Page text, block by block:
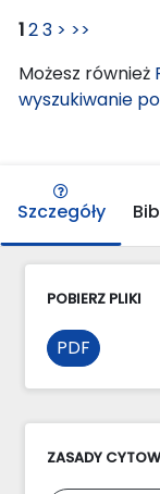
123 > >>
Możesz również
wyszukiwanie
Szczegóły
POBIERZ PLIKI
PDF
ZASADY